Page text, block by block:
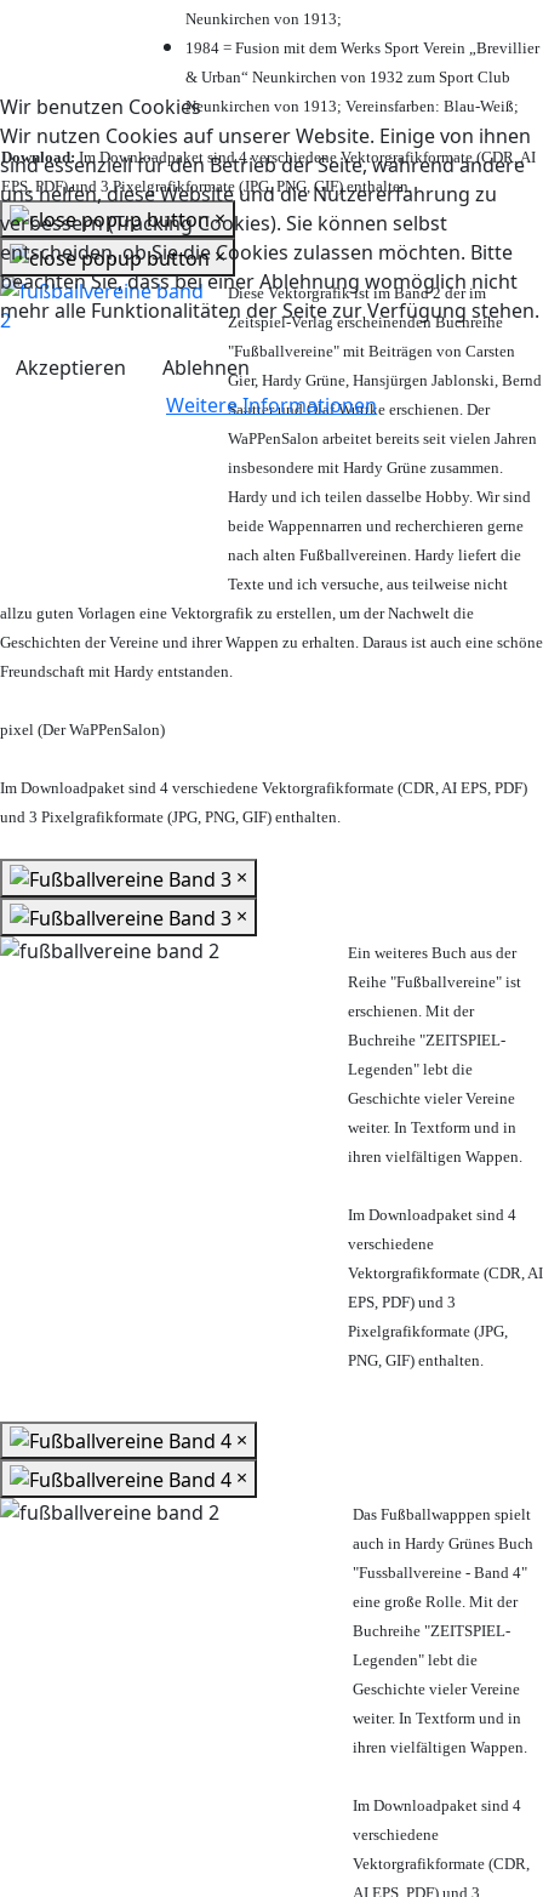
Wir benutzen Cookies
Wir nutzen Cookies auf unserer Website. Einige von ihnen
sind essenziell für den Betrieb der Seite, während andere
uns helfen, diese Website und die Nutzererfahrung zu
verbessern (Tracking Cookies). Sie können selbst
entscheiden, ob Sie die Cookies zulassen möchten. Bitte
beachten Sie, dass bei einer Ablehnung womöglich nicht
mehr alle Funktionalitäten der Seite zur Verfügung stehen.
Akzeptieren
Ablehnen
Weitere Informationen
Neunkirchen von 1913;
1984 = Fusion mit dem Werks Sport Verein „Brevillier
& Urban“ Neunkirchen von 1932 zum Sport Club
Neunkirchen von 1913; Vereinsfarben: Blau-Weiß;
Download: Im Downloadpaket sind 4 verschiedene Vektorgrafikformate (CDR, AI
EPS, PDF) und 3 Pixelgrafikformate (JPG, PNG, GIF) enthalten.
×
×
Diese Vektorgrafik ist im Band 2 der im
Zeitspiel-Verlag erscheinenden Buchreihe
"Fußballvereine" mit Beiträgen von Carsten
Gier, Hardy Grüne, Hansjürgen Jablonski, Bernd
Sautter und Olaf Wuttke erschienen. Der
WaPPenSalon arbeitet bereits seit vielen Jahren
insbesondere mit Hardy Grüne zusammen.
Hardy und ich teilen dasselbe Hobby. Wir sind
beide Wappennarren und recherchieren gerne
nach alten Fußballvereinen. Hardy liefert die
Texte und ich versuche, aus teilweise nicht
allzu guten Vorlagen eine Vektorgrafik zu erstellen, um der Nachwelt die
Geschichten der Vereine und ihrer Wappen zu erhalten. Daraus ist auch eine schöne
Freundschaft mit Hardy entstanden.
pixel (Der WaPPenSalon)
Im Downloadpaket sind 4 verschiedene Vektorgrafikformate (CDR, AI EPS, PDF)
und 3 Pixelgrafikformate (JPG, PNG, GIF) enthalten.
×
×
Ein weiteres Buch aus der
Reihe "Fußballvereine" ist
erschienen. Mit der
Buchreihe "ZEITSPIEL-
Legenden" lebt die
Geschichte vieler Vereine
weiter. In Textform und in
ihren vielfältigen Wappen.
Im Downloadpaket sind 4
verschiedene
Vektorgrafikformate (CDR, AI
EPS, PDF) und 3
Pixelgrafikformate (JPG,
PNG, GIF) enthalten.
×
×
Das Fußballwapppen spielt
auch in Hardy Grünes Buch
"Fussballvereine - Band 4"
eine große Rolle. Mit der
Buchreihe "ZEITSPIEL-
Legenden" lebt die
Geschichte vieler Vereine
weiter. In Textform und in
ihren vielfältigen Wappen.
Im Downloadpaket sind 4
verschiedene
Vektorgrafikformate (CDR,
AI EPS, PDF) und 3